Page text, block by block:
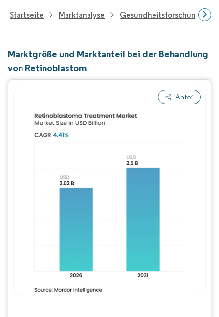
Startseite Marktanalyse Gesundheitsforschung
Marktgröße und Marktanteil bei der Behandlung
von Retinoblastom
Anteil